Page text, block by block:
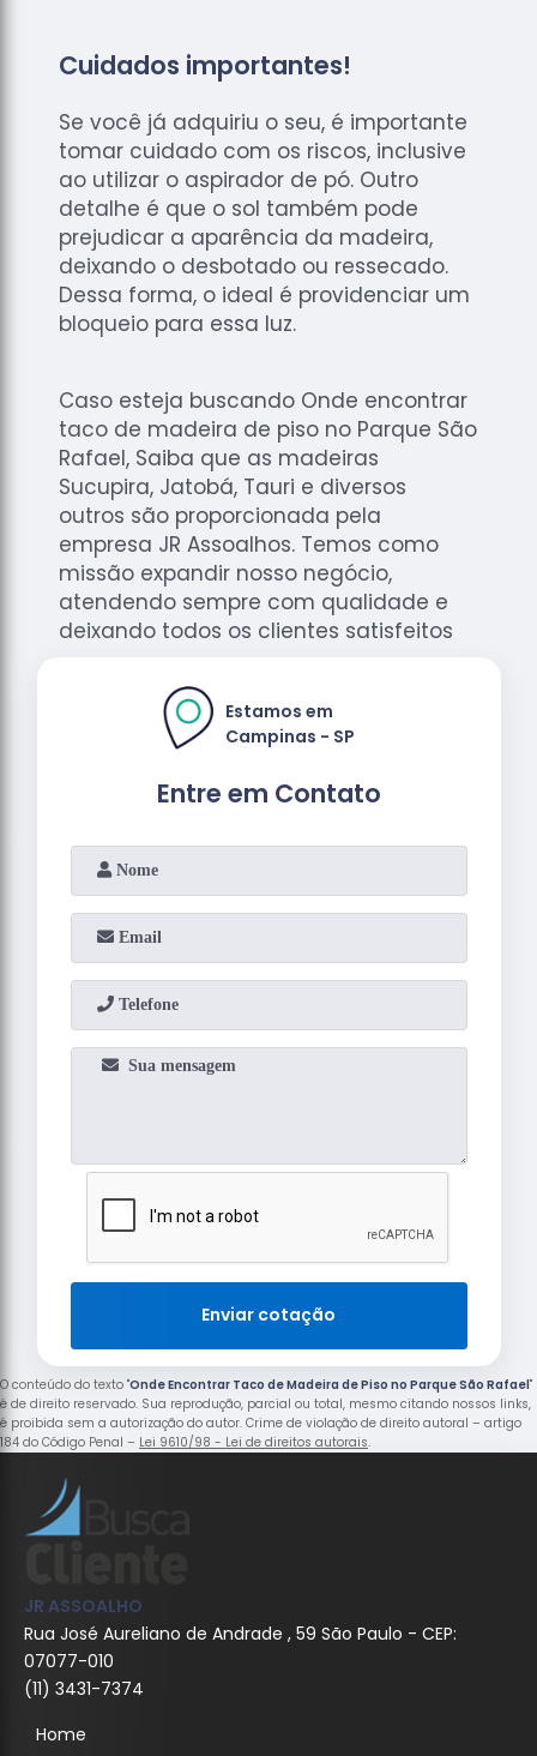
Cuidados importantes!
Se você já adquiriu o seu, é importante
tomar cuidado com os riscos, inclusive
ao utilizar o aspirador de pó. Outro
detalhe é que o sol também pode
prejudicar a aparência da madeira,
deixando o desbotado ou ressecado.
Dessa forma, o ideal é providenciar um
bloqueio para essa luz.
Caso esteja buscando Onde encontrar
taco de madeira de piso no Parque São
Rafael, Saiba que as madeiras
Sucupira, Jatobá, Tauri e diversos
outros são proporcionada pela
empresa JR Assoalhos. Temos como
missão expandir nosso negócio,
atendendo sempre com qualidade e
deixando todos os clientes satisfeitos
Entre em Contato
Estamos em
Campinas - SP
Enviar cotação
O conteúdo do texto "Onde Encontrar Taco de Madeira de Piso no Parque São Rafael"
é de direito reservado. Sua reprodução, parcial ou total, mesmo citando nossos links,
é proibida sem a autorização do autor. Crime de violação de direito autoral – artigo
184 do Código Penal – Lei 9610/98 - Lei de direitos autorais.
JR ASSOALHO
Rua José Aureliano de Andrade , 59 São Paulo - CEP:
07077-010
(11) 3431-7374
Home